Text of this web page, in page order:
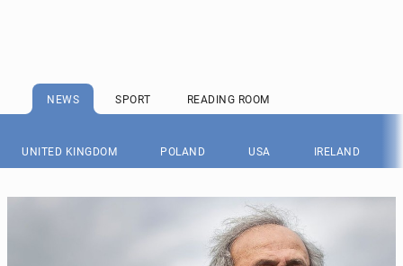
NEWS SPORT READING ROOM
UNITED KINGDOM POLAND USA IRELAND